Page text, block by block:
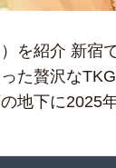
を紹介 新宿
た贅沢な
地下に2025